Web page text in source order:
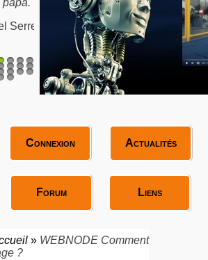
Proverbe Amérindien /
Antoine de St-Exupéry
2 3 4
7 8 9 10
12 15
Connexion Actualités
Forum Liens
» WEBNODE Comment
?